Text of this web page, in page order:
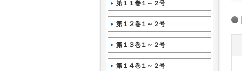
第１１巻１～２号
第１２巻１～２号
第１３巻１～２号
第１４巻１～２号